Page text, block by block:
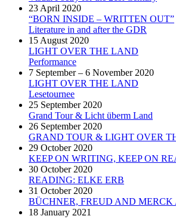
23 April 2020
“BORN INSIDE – WRITTEN OUT”
Literature in and after the GDR
15 August 2020
LIGHT OVER THE LAND
Performance
7 September – 6 November 2020
LIGHT OVER THE LAND
Lesetournee
25 September 2020
Grand Tour & Licht überm Land
26 September 2020
GRAND TOUR & LIGHT OVER
29 October 2020
KEEP ON WRITING, KEEP ON
30 October 2020
READING: ELKE ERB
31 October 2020
BÜCHNER, FREUD AND MERCK
18 January 2021